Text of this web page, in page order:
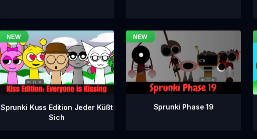
Sprunki Kuss Edition Jeder Küßt
Sich
Sprunki Phase 19